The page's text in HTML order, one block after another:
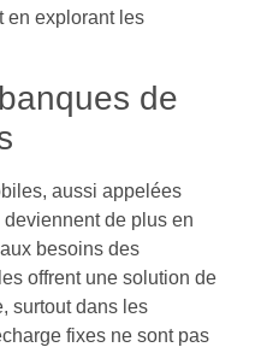
en explorant les
de
aussi appelées
de plus en
besoins des
offrent une solution de
surtout dans les
fixes ne sont pas